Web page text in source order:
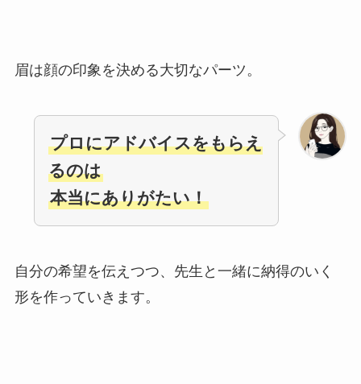
眉は顔の印象を決める大切なパーツ。
プロにアドバイスをもらえ
るのは
本当にありがたい！
自分の希望を伝えつつ、先生と一緒に納得のいく
形を作っていきます。